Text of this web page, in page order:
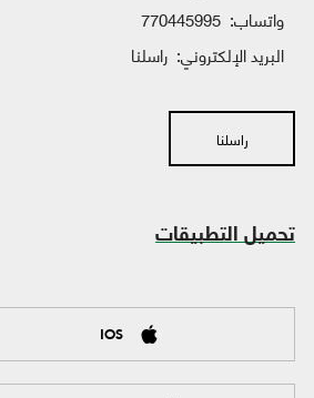
واتساب:
البريد الإلكتروني: راسلنا
راسلنا
تحميل التطبيقات
IOS